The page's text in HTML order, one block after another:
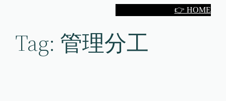
👉 HOME
Tag: 管理分工